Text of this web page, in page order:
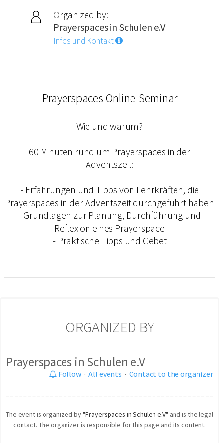
Organized by:
Prayerspaces in Schulen e.V
Infos und Kontakt
Prayerspaces Online-Seminar
Wie und warum?
60 Minuten rund um Prayerspaces in der
Adventszeit:
- Erfahrungen und Tipps von Lehrkräften, die
Prayerspaces in der Adventszeit durchgeführt haben
- Grundlagen zur Planung, Durchführung und
Reflexion eines Prayerspace
- Praktische Tipps und Gebet
ORGANIZED BY
Prayerspaces in Schulen e.V
Follow · All events · Contact to the organizer
The event is organized by"Prayerspaces in Schulen e.V" and is the legal
contact. The organizer is responsible for this page and its content.